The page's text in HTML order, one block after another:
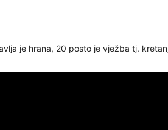
je hrana, 20 posto je vježba tj.